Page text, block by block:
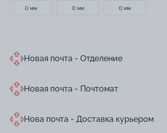
0 мм 0 мм 0 мм
Новая почта - Отделение
Новая почта - Почтомат
Нова почта - Доставка курьером